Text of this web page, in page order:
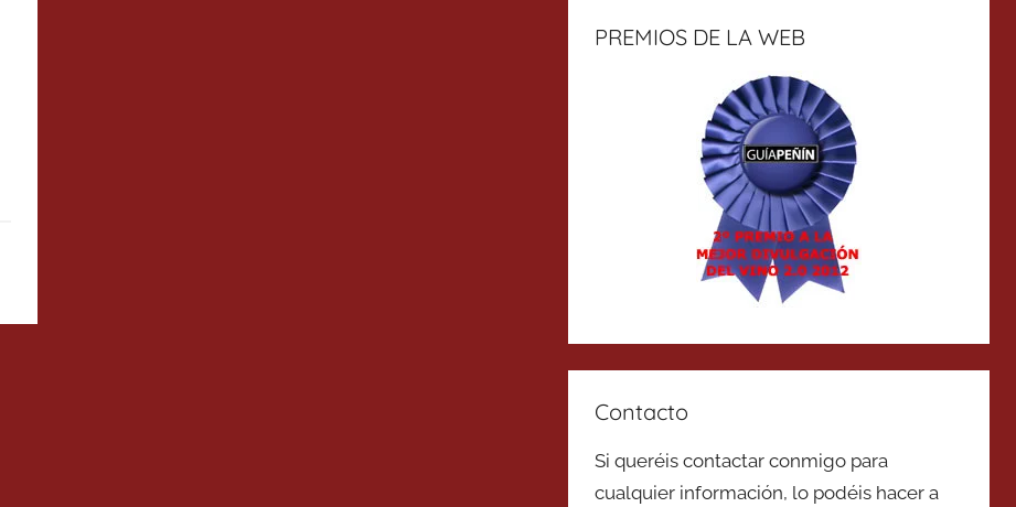
PREMIOS DE LA WEB
Contacto
Si queréis contactar conmigo para
cualquier información, lo podéis hacer a